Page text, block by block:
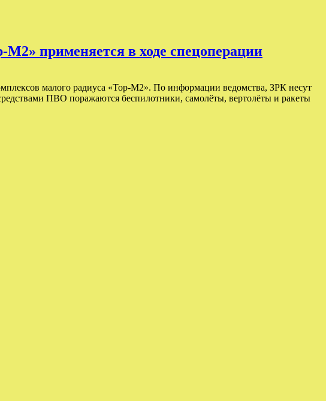
применяется в ходе спецоперации
малого радиуса «Тор-М2». По информации ведомства, ЗРК несут
ПВО поражаются беспилотники, самолёты, вертолёты и ракеты